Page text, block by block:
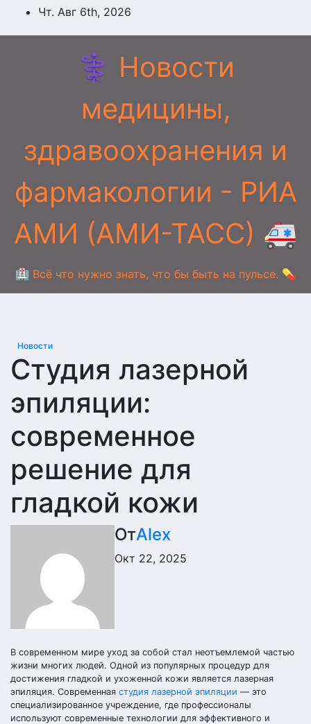
ПерейтиЧт. Авг 6th, 2026
⚕️ Новости
медицины,
здравоохранения и
фармакологии - РИА
АМИ (АМИ-ТАСС) 🚑
🏥 Всё что нужно знать, что бы быть на пульсе. 💊
Новости
Студия лазерной
эпиляции:
современное
решение для
гладкой кожи
ОтAlex
Окт 22, 2025
В современном мире уход за собой стал неотъемлемой частью
жизни многих людей. Одной из популярных процедур для
достижения гладкой и ухоженной кожи является лазерная
эпиляция. Современная студия лазерной эпиляции — это
специализированное учреждение, где профессионалы
используют современные технологии для эффективного и